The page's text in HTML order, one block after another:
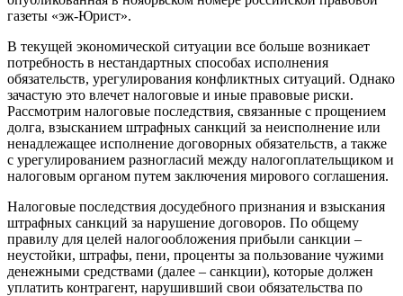
газеты «эж-Юрист».
В текущей экономической ситуации все больше возникает
потребность в нестандартных способах исполнения
обязательств, урегулирования конфликтных ситуаций. Однако
зачастую это влечет налоговые и иные правовые риски.
Рассмотрим налоговые последствия, связанные с прощением
долга, взысканием штрафных санкций за неисполнение или
ненадлежащее исполнение договорных обязательств, а также
с урегулированием разногласий между налогоплательщиком и
налоговым органом путем заключения мирового соглашения.
Налоговые последствия досудебного признания и взыскания
штрафных санкций за нарушение договоров. По общему
правилу для целей налогообложения прибыли санкции –
неустойки, штрафы, пени, проценты за пользование чужими
денежными средствами (далее – санкции), которые должен
уплатить контрагент, нарушивший свои обязательства по